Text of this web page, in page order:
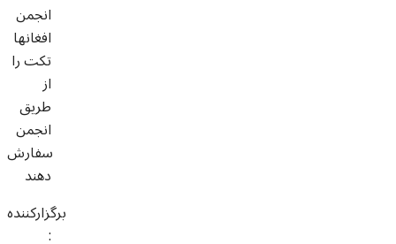
انجمن
افغانها
تکت را
از
طریق
انجمن
سفارش
دهند
برگزارکننده
: